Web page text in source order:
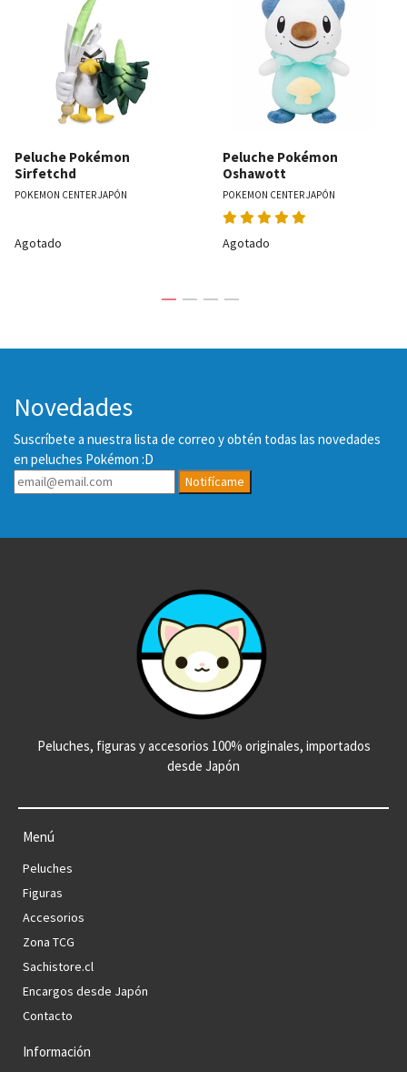
Peluche Pokémon
Sirfetchd
POKEMON CENTER JAPÓN
Agotado
Peluche Pokémon
Oshawott
POKEMON CENTER JAPÓN
Agotado
Novedades
Suscríbete a nuestra lista de correo y obtén todas las novedades
en peluches Pokémon :D
Notifícame
Peluches, figuras y accesorios 100% originales, importados
desde Japón
Menú
Peluches
Figuras
Accesorios
Zona TCG
Sachistore.cl
Encargos desde Japón
Contacto
Información